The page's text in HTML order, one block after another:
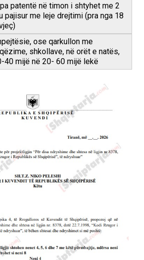
patentë në timon i shtyhet me 2
pajisur me leje drejtimi (pra nga 18
ose qarkullon me
shkollave, në orët e natës,
40 mijë në 20- 60 mijë lekë